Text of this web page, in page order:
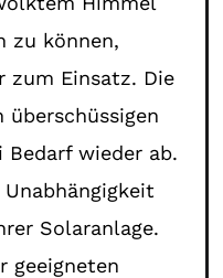
zu können,
zum Einsatz. Die
überschüssigen
wieder ab.
Solaranlage.
geeigneten